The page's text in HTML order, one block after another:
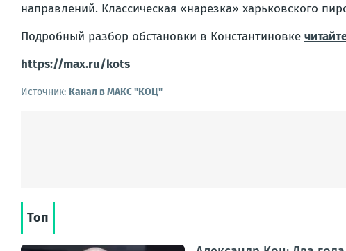
направлений. Классическая «нарезка» харьковского
Подробный разбор обстановки в Константиновке
https://max.ru/kots
Источник: Канал в МАКС "КОЦ"
Топ